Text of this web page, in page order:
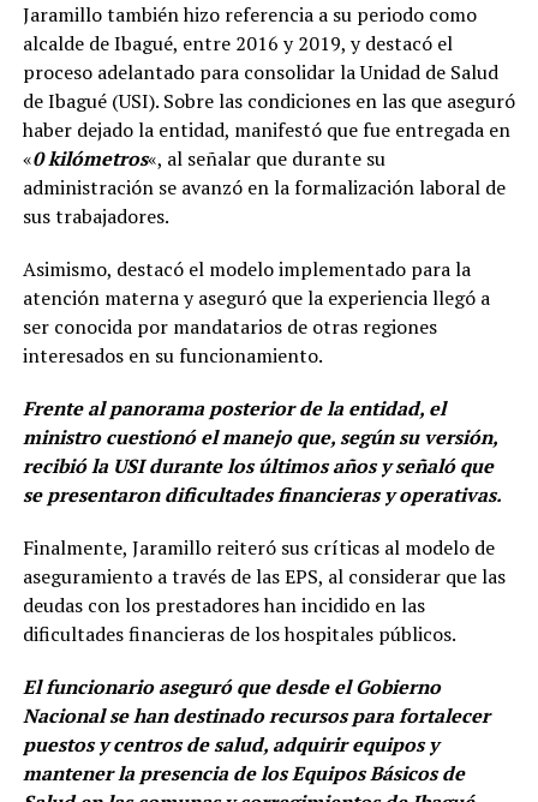
Jaramillo también hizo referencia a su periodo como
alcalde de Ibagué, entre 2016 y 2019, y destacó el
proceso adelantado para consolidar la Unidad de Salud
de Ibagué (USI). Sobre las condiciones en las que aseguró
haber dejado la entidad, manifestó que fue entregada en
«0 kilómetros«, al señalar que durante su
administración se avanzó en la formalización laboral de
sus trabajadores.
Asimismo, destacó el modelo implementado para la
atención materna y aseguró que la experiencia llegó a
ser conocida por mandatarios de otras regiones
interesados en su funcionamiento.
Frente al panorama posterior de la entidad, el
ministro cuestionó el manejo que, según su versión,
recibió la USI durante los últimos años y señaló que
se presentaron dificultades financieras y operativas.
Finalmente, Jaramillo reiteró sus críticas al modelo de
aseguramiento a través de las EPS, al considerar que las
deudas con los prestadores han incidido en las
dificultades financieras de los hospitales públicos.
El funcionario aseguró que desde el Gobierno
Nacional se han destinado recursos para fortalecer
puestos y centros de salud, adquirir equipos y
mantener la presencia de los Equipos Básicos de